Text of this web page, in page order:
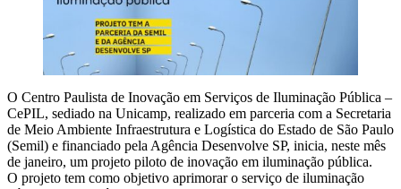
O Centro Paulista de Inovação em Serviços de Iluminação Pública –
CePIL, sediado na Unicamp, realizado em parceria com a Secretaria
de Meio Ambiente Infraestrutura e Logística do Estado de São Paulo
(Semil) e financiado pela Agência Desenvolve SP, inicia, neste mês
de janeiro, um projeto piloto de inovação em iluminação pública.
O projeto tem como objetivo aprimorar o serviço de iluminação